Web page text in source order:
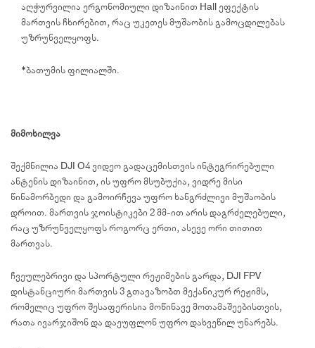
აღჭურვილია ერგონომიული დიზაინით Hall ეფექტის
მართვის ჩხირებით, რაც უკეთეს მუშაობის გამოცდილებას
უზრუნველყოფს.
*ბათუმის ფილიალში.
მიმოხილვა
შექმნილია DJI O4 ვიდეო გადაცემისთვის ინტეგრირებული
ანტენის დიზაინით, ის უფრო მსუბუქია, ვიდრე მისი
წინამორბედი და გამოირჩევა უფრო ხანგრძლივი მუშაობის
დროით. მართვის ჯოისტიკები 2 მმ-ით არის დაგრძელებული,
რაც უზრუნველყოფს როგორც ერთი, ასევე ორი თითით
მართვას.
ჩვეულებრივი და სპორტული რეჟიმების გარდა, DJI FPV
დისტანციური მართვის 3 გთავაზობთ მექანიკურ რეჟიმს,
რომელიც უფრო შესაფერისია მოწინავე მოთამაშეებისთვის,
რათა ივარჯიშონ და დაეუფლონ უფრო დახვეწილ უნარებს.